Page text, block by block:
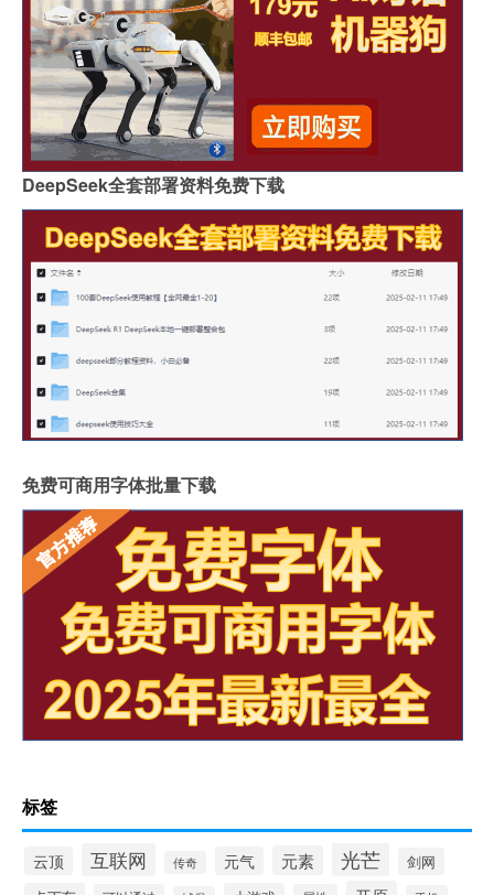
DeepSeek全套部署资料免费下载
免费可商用字体批量下载
标签
云顶 互联网 传奇 元气 元素 光芒
剑网